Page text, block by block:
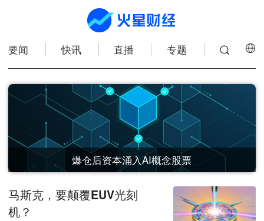
要闻 快讯 直播 专题
爆仓后资本涌入AI概念股票
马斯克，要颠覆EUV光刻
机？